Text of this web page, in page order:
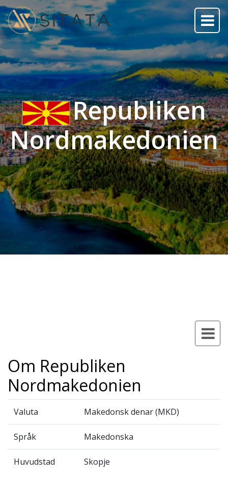
Republiken
Nordmakedonien
Om Republiken
Nordmakedonien
Valuta Makedonsk denar (MKD)
Språk Makedonska
Huvudstad Skopje